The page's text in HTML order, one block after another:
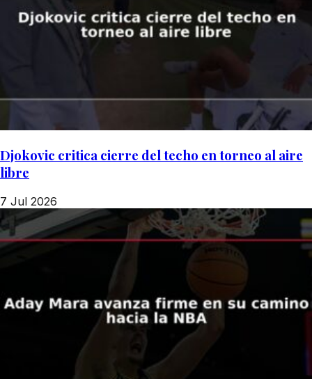
Djokovic critica cierre del techo en torneo al aire
libre
7 Jul 2026